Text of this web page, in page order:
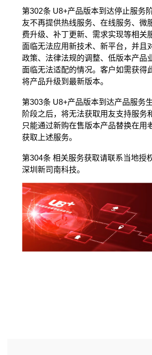
第302条 U8+产品版本到达停止服务
友不再提供热线服务、在线服务、微
费升级、补丁更新、需求实现等相关
面临无法应用新技术、新平台，并且
政策、法律法规的调整、低版本产品
面临无法适配的情况。客户如需获得
将产品升级到最新版本。
第303条 U8+产品版本到达产品服务
阶段之后，将无法获取用友支持服务
只能通过新购在售版本产品替换在用
获取上述服务。
第304条 相关服务获取请联系当地授
深圳新司南科技。